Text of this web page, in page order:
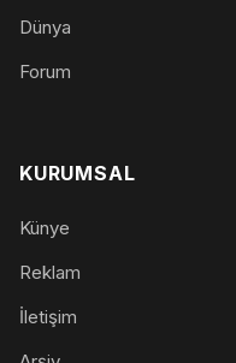
Dünya
Forum
KURUMSAL
Künye
Reklam
İletişim